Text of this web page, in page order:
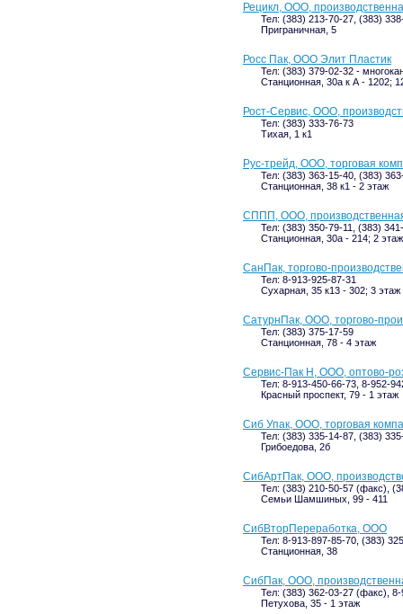
Рецикл, ООО,
Тел: (383) 213-70-27, (383)
Приграничная, 5
Росс Пак, ООО Элит Пластик
Тел: (383) 379-02-32 -
Станционная, 30а к А - 1202;
Рост-Сервис, ООО,
Тел: (383) 333-76-73
Тихая, 1 к1
Рус-трейд, ООО, торговая
Тел: (383) 363-15-40, (383)
Станционная, 38 к1 - 2 этаж
СППП, ООО,
Тел: (383) 350-79-11, (383)
Станционная, 30а - 214; 2 этаж
СанПак, торгово-
Тел: 8-913-925-87-31
Сухарная, 35 к13 - 302; 3 этаж
СатурнПак, ООО, торгово-
Тел: (383) 375-17-59
Станционная, 78 - 4 этаж
Сервис-Пак Н, ООО, оптово-
Тел: 8-913-450-66-73, 8-952-
Красный проспект, 79 - 1 этаж
Сиб Упак, ООО, торговая
Тел: (383) 335-14-87, (383)
Грибоедова, 2б
СибАртПак, ООО,
Тел: (383) 210-50-57 (факс),
Семьи Шамшиных, 99 - 411
СибВторПереработка, ООО
Тел: 8-913-897-85-70, (383)
Станционная, 38
СибПак, ООО,
Тел: (383) 362-03-27 (факс),
Петухова, 35 - 1 этаж